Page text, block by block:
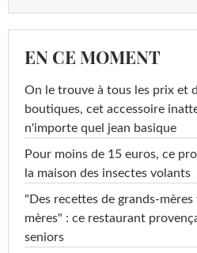
EN CE MOMENT
On le trouve à tous les prix et
boutiques, cet accessoire
n'importe quel jean basique
Pour moins de 15 euros, ce
la maison des insectes volants
"Des recettes de grands-
mères" : ce restaurant
seniors